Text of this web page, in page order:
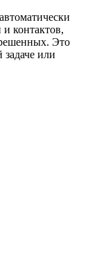
контактов,
Это
задаче или